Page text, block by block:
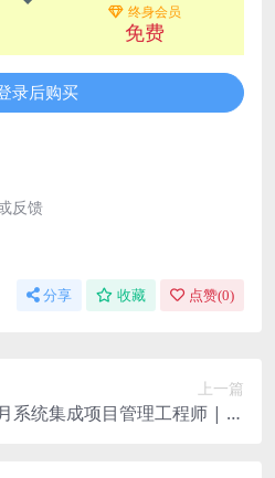
终身会员
免费
录后购买
反馈
分享 收藏 点赞(0)
上一篇
系统集成项目管理工程师 | 完